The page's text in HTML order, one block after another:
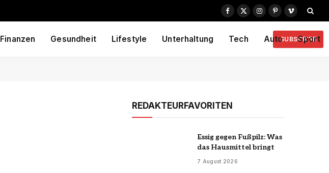
Facebook
X
Instagram
PinterestVimeo
Finanzen Gesundheit Lifestyle Unterhaltung Tech Auto Sport
SUBSCRIBE
REDAKTEURFAVORITEN
Essig gegen Fußpilz: Was
das Hausmittel bringt
7 August 2026